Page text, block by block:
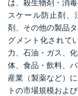
は、殺生物剤・消
スケール防止剤、
剤、その他の製品
グメント化されて
力、石油・ガス、
体、食品・飲料、
産業（製薬など）
トの市場規模およ